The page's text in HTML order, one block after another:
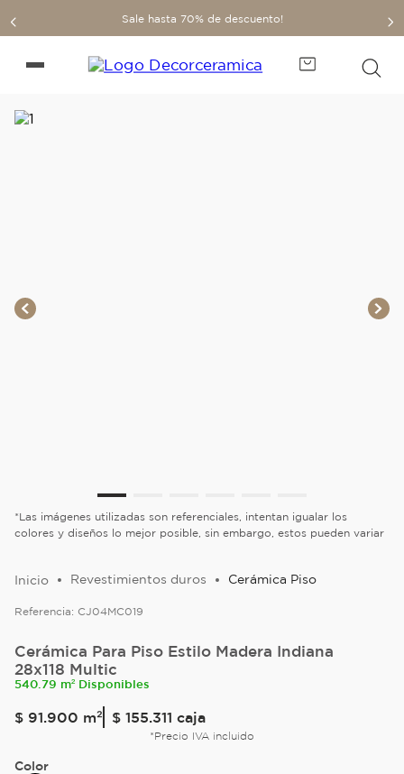
Sale hasta 70% de descuento!
*Las imágenes utilizadas son referenciales, intentan igualar los
colores y diseños lo mejor posible, sin embargo, estos pueden variar
Revestimientos duros Cerámica Piso
Referencia: CJ04MC019
Cerámica Para Piso Estilo Madera Indiana
28x118 Multic
540.79 m² Disponibles
$ 91.900 m² $ 155.311 caja
*Precio IVA incluido
Color